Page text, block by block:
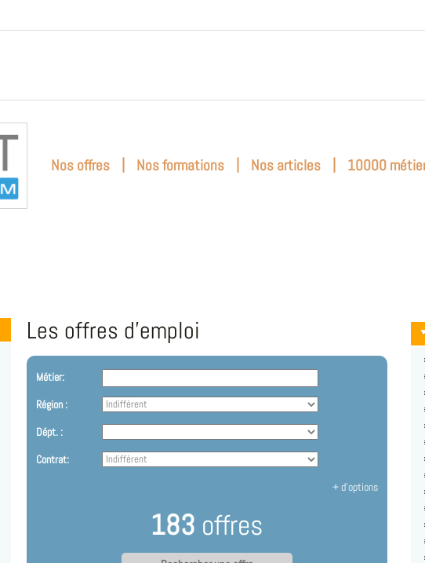
Nos offres | Nos formations | Nos articles | 10000
Les offres d'emploi
Métier:
Région :
Dépt. :
Contrat:
+ d'options
183 offres